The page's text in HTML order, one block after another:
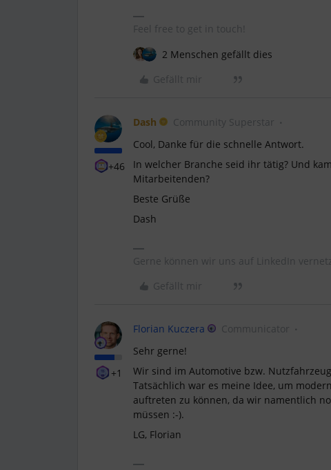
Feel free to get in touch!
2 Menschen gefällt dies
Gefällt mir
+46
Dash Community Superstar
Cool, Danke für die schnelle Antwort.
In welcher Branche seid ihr tätig? Und
Mitarbeitenden?
Beste Grüße
Dash
Gerne können wir uns auf LinkedIn
Gefällt mir
+1
Florian Kuczera Communicator
Sehr gerne!
Wir sind im Automotive bzw.
Tatsächlich war es meine Idee, um
auftreten zu können, da wir namentlich
müssen :-).
LG, Florian